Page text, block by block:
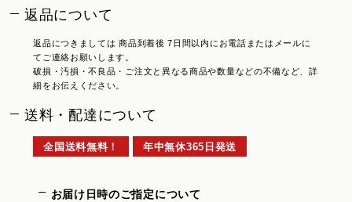
返品について
返品につきましては 商品到着後 7日間以内にお電話またはメールに
てご連絡お願いします。
破損・汚損・不良品・ご注文と異なる商品や数量などの不備など、詳
細をお伝えください。
送料・配達について
全国送料無料！ 年中無休365日発送
お届け日時のご指定について